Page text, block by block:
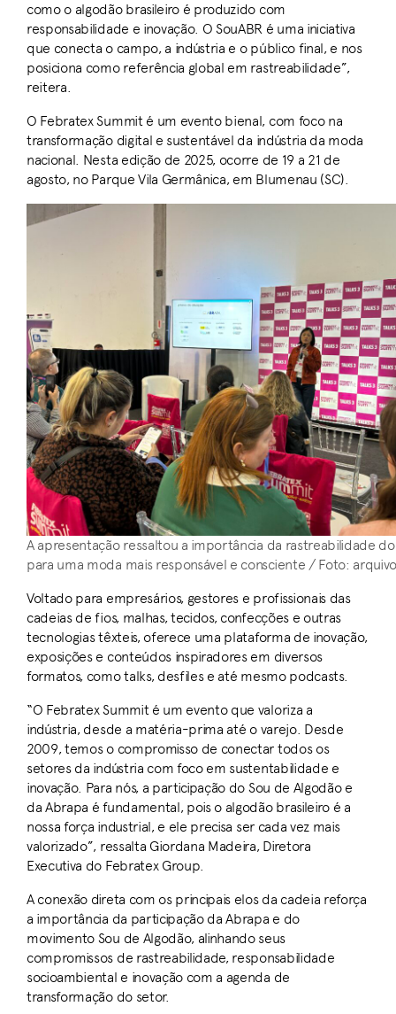
como o algodão brasileiro é produzido com
responsabilidade e inovação. O SouABR é uma iniciativa
que conecta o campo, a indústria e o público final, e nos
posiciona como referência global em rastreabilidade”,
reitera.
O Febratex Summit é um evento bienal, com foco na
transformação digital e sustentável da indústria da moda
nacional. Nesta edição de 2025, ocorre de 19 a 21 de
agosto, no Parque Vila Germânica, em Blumenau (SC).
A apresentação ressaltou a importância da rastreabilidade
para uma moda mais responsável e consciente / Foto:
Voltado para empresários, gestores e profissionais das
cadeias de fios, malhas, tecidos, confecções e outras
tecnologias têxteis, oferece uma plataforma de inovação,
exposições e conteúdos inspiradores em diversos
formatos, como talks, desfiles e até mesmo podcasts.
“O Febratex Summit é um evento que valoriza a
indústria, desde a matéria-prima até o varejo. Desde
2009, temos o compromisso de conectar todos os
setores da indústria com foco em sustentabilidade e
inovação. Para nós, a participação do Sou de Algodão e
da Abrapa é fundamental, pois o algodão brasileiro é a
nossa força industrial, e ele precisa ser cada vez mais
valorizado”, ressalta Giordana Madeira, Diretora
Executiva do Febratex Group.
A conexão direta com os principais elos da cadeia reforça
a importância da participação da Abrapa e do
movimento Sou de Algodão, alinhando seus
compromissos de rastreabilidade, responsabilidade
socioambiental e inovação com a agenda de
transformação do setor.